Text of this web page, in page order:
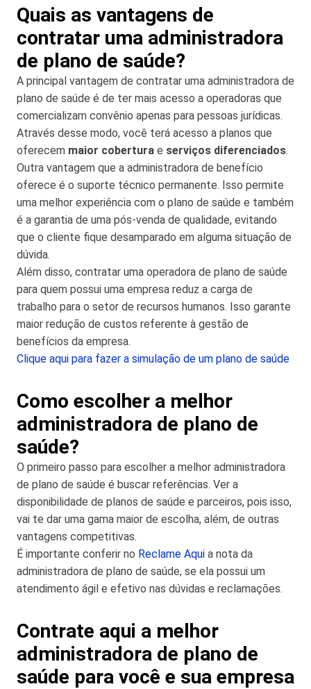
Quais as vantagens de
contratar uma administradora
de plano de saúde?
A principal vantagem de contratar uma administradora de
plano de saúde é de ter mais acesso a operadoras que
comercializam convênio apenas para pessoas jurídicas.
Através desse modo, você terá acesso a planos que
oferecem maior cobertura e serviços diferenciados.
Outra vantagem que a administradora de benefício
oferece é o suporte técnico permanente. Isso permite
uma melhor experiência com o plano de saúde e também
é a garantia de uma pós-venda de qualidade, evitando
que o cliente fique desamparado em alguma situação de
dúvida.
Além disso, contratar uma operadora de plano de saúde
para quem possui uma empresa reduz a carga de
trabalho para o setor de recursos humanos. Isso garante
maior redução de custos referente à gestão de
benefícios da empresa.
Clique aqui para fazer a simulação de um plano de saúde
Como escolher a melhor
administradora de plano de
saúde?
O primeiro passo para escolher a melhor administradora
de plano de saúde é buscar referências. Ver a
disponibilidade de planos de saúde e parceiros, pois isso,
vai te dar uma gama maior de escolha, além, de outras
vantagens competitivas.
É importante conferir no Reclame Aqui a nota da
administradora de plano de saúde, se ela possui um
atendimento ágil e efetivo nas dúvidas e reclamações.
Contrate aqui a melhor
administradora de plano de
saúde para você e sua empresa